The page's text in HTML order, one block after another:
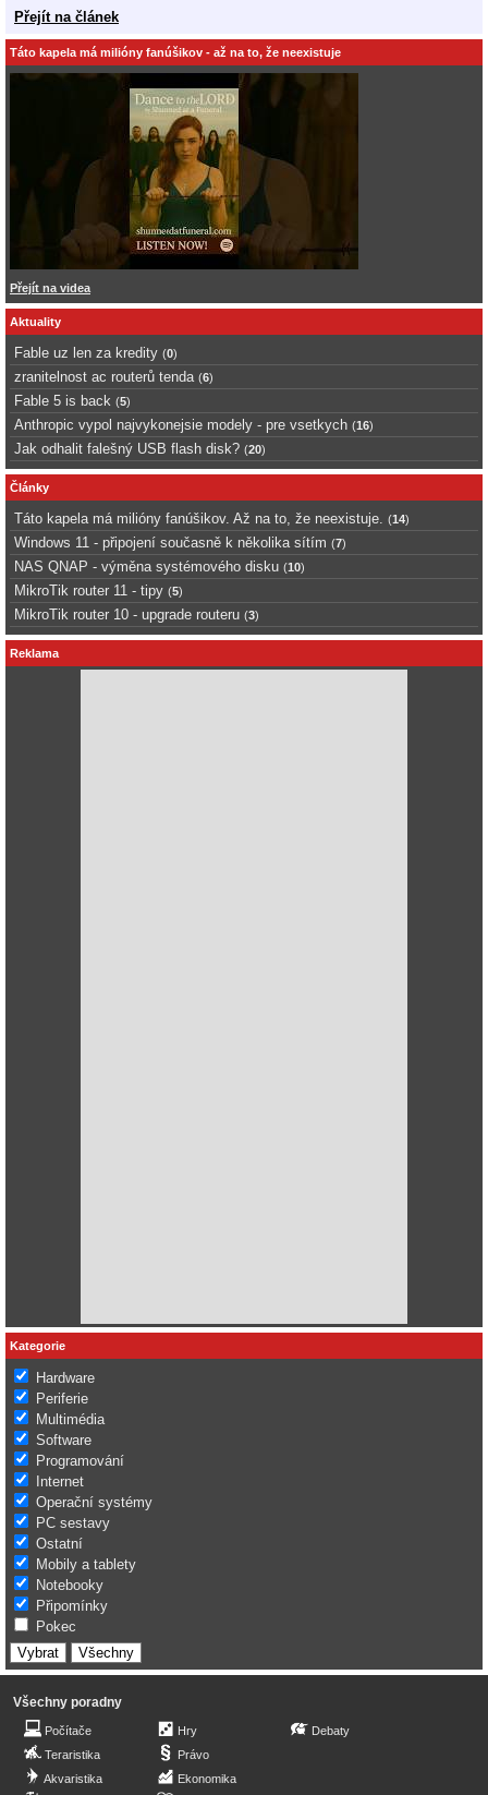
Přejít na článek
Táto kapela má milióny fanúšikov - až na to, že neexistuje
Přejít na videa
Aktuality
Fable uz len za kredity (0)
zranitelnost ac routerů tenda (6)
Fable 5 is back (5)
Anthropic vypol najvykonejsie modely - pre vsetkych (16)
Jak odhalit falešný USB flash disk? (20)
Články
Táto kapela má milióny fanúšikov. Až na to, že neexistuje. (14)
Windows 11 - připojení současně k několika sítím (7)
NAS QNAP - výměna systémového disku (10)
MikroTik router 11 - tipy (5)
MikroTik router 10 - upgrade routeru (3)
Reklama
Kategorie
Hardware
Periferie
Multimédia
Software
Programování
Internet
Operační systémy
PC sestavy
Ostatní
Mobily a tablety
Notebooky
Připomínky
Pokec
Všechny poradny
Počítače
Teraristika
Akvaristika
Hry
Právo
Ekonomika
Debaty